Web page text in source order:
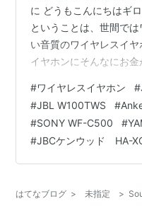
に どうもこんにちはギ
ということは、世間で
い音質のワイヤレスイ
イヤホンにそんなにお
音質が良く、なのに価格
を５つ紹介していきたい
グ形式ではないので自分
てください。 1,JBL
は、JBLから出ている
#ワイヤレスイヤホン #
#JBL W100TWS #
#SONY WF-C500 #
#JBCケンウッド HA-
はてなブログ > 未指定 >